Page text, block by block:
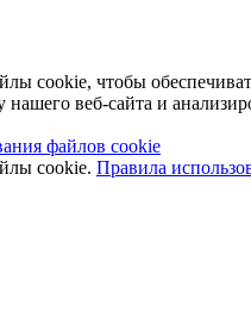
cookie, чтобы
веб-сайта и
файлов cookie
cookie. Правила